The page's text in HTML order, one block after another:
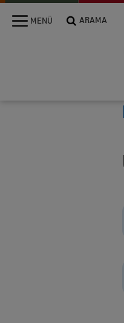
MENUMENÜ ARAMA